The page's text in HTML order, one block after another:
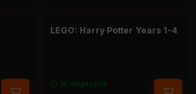
LEGO: Harry Potter Years 1-4
W magazynie